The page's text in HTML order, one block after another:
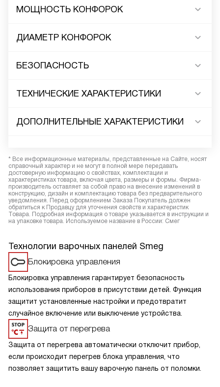
МОЩНОСТЬ КОНФОРОК
ДИАМЕТР КОНФОРОК
БЕЗОПАСНОСТЬ
ТЕХНИЧЕСКИЕ ХАРАКТЕРИСТИКИ
ДОПОЛНИТЕЛЬНЫЕ ХАРАКТЕРИСТИКИ
* Все информационные материалы, представленные на Сайте, носят
справочный характер и не могут в полной мере передавать
достоверную информацию о свойствах, комплектации и
характеристиках товара, включая цвета, размеры и формы. Фирма-
производитель оставляет за собой право на внесение изменений в
конструкцию, дизайн и комплектацию товара без предварительного
уведомления. Перед оформлением Заказа Покупатель должен
обратиться к Продавцу для уточнения свойств и характеристик
Товара. Подробная информация о товаре указывается в инструкции и
на упаковке товара. Используемое название в России: Смег
Технологии варочных панелей Smeg
Блокировка управления
Блокировка управления гарантирует безопасность
использования приборов в присутствии детей. Функция
защитит установленные настройки и предотвратит
случайное включение или выключение устройства.
Защита от перегрева
Защита от перегрева автоматически отключит прибор,
если происходит перегрев блока управления, что
позволяет защитить вашу варочную панель от поломки.